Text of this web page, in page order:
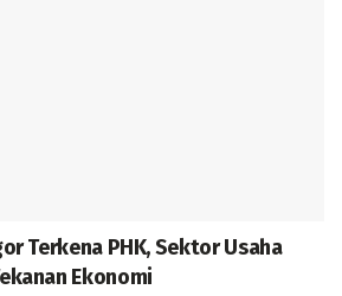
Terkena PHK, Sektor Usaha
Ekonomi